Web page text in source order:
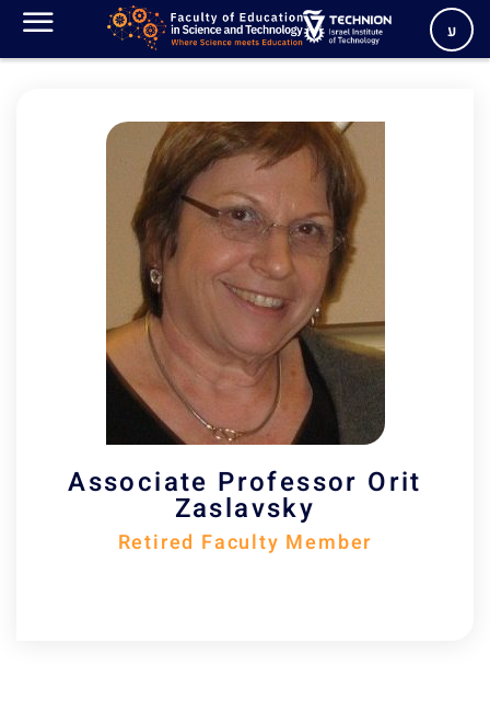
ע Retired Faculty Member
Associate Professor Orit
Zaslavsky
Retired Faculty Member